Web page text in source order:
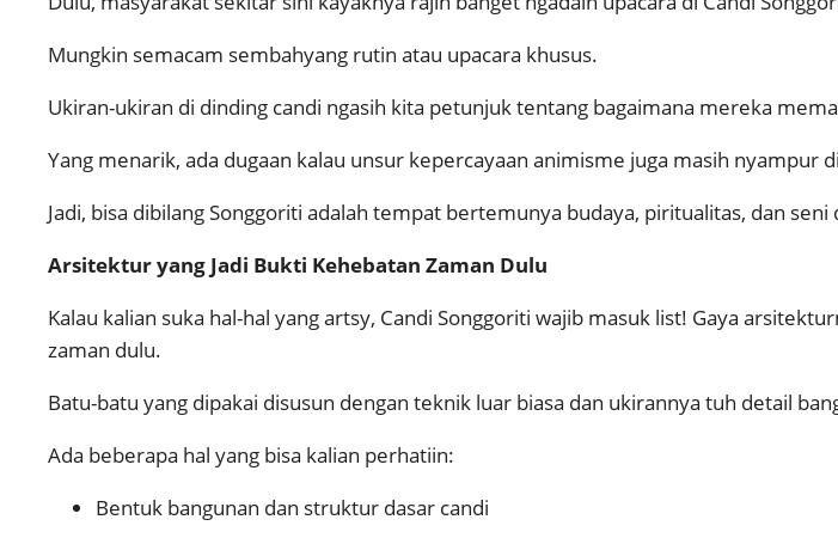
Mungkin semacam sembahyang rutin atau upacara khusus.
Ukiran-ukiran di dinding candi ngasih kita petunjuk tentang bagaimana mereka
Yang menarik, ada dugaan kalau unsur kepercayaan animisme juga masih nyampur
Jadi, bisa dibilang Songgoriti adalah tempat bertemunya budaya, piritualitas, dan seni
Arsitektur yang Jadi Bukti Kehebatan Zaman Dulu
Kalau kalian suka hal-hal yang artsy, Candi Songgoriti wajib masuk list! Gaya
zaman dulu.
Batu-batu yang dipakai disusun dengan teknik luar biasa dan ukirannya tuh detail
Ada beberapa hal yang bisa kalian perhatiin:
Bentuk bangunan dan struktur dasar candi